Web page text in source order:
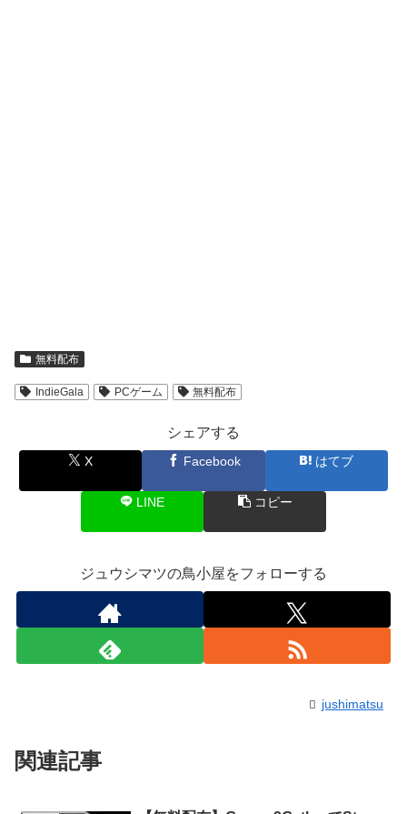
無料配布
IndieGala PCゲーム 無料配布
シェアする
X Facebook はてブ
LINE コピー
ジュウシマツの鳥小屋をフォローする
jushimatsu
関連記事